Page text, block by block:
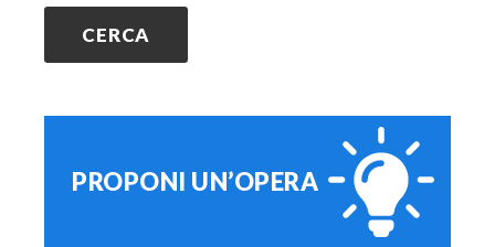
PROPONI UN’OPERA